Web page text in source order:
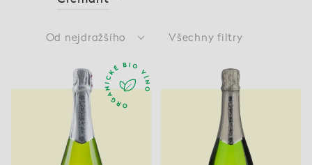
Od nejdražšího Všechny filtry